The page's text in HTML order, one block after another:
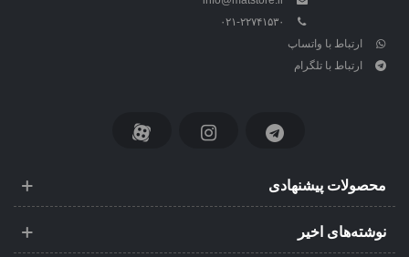
۰۲۱-۲۲۷۴۱۵۳۰
ارتباط با واتساپ
ارتباط با تلگرام
محصولات پیشنهادی
نوشته‌های اخیر